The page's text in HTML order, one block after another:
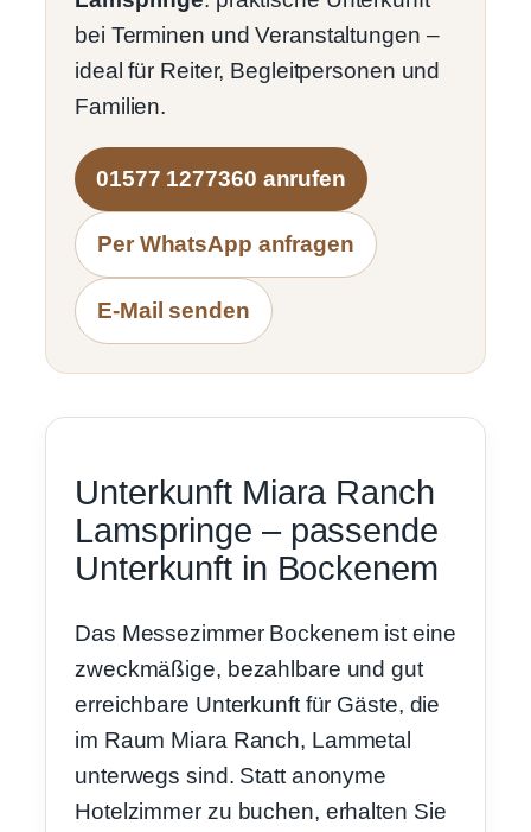
bei Terminen und Veranstaltungen –
ideal für Reiter, Begleitpersonen und
Familien.
01577 1277360 anrufen
Per WhatsApp anfragen
E-Mail senden
Unterkunft Miara Ranch
Lamspringe – passende
Unterkunft in Bockenem
Das Messezimmer Bockenem ist eine
zweckmäßige, bezahlbare und gut
erreichbare Unterkunft für Gäste, die
im Raum Miara Ranch, Lammetal
unterwegs sind. Statt anonyme
Hotelzimmer zu buchen, erhalten Sie